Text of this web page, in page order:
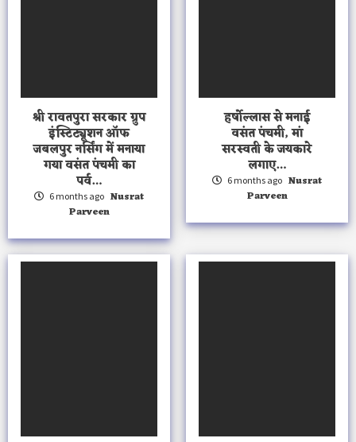
श्री रावतपुरा सरकार ग्रुप
इंस्टिट्यूशन ऑफ
जबलपुर नर्सिंग में मनाया
गया वसंत पंचमी का
पर्व…
6 months ago Nusrat
Parveen
हर्षोल्लास से मनाई
वसंत पंचमी, मां
सरस्वती के जयकारे
लगाए…
6 months ago Nusrat
Parveen